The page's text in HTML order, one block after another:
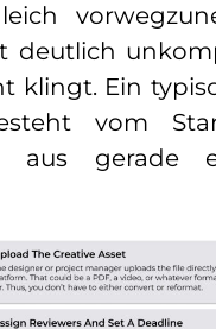
deutlich
klingt. Ein
vom
aus gerade